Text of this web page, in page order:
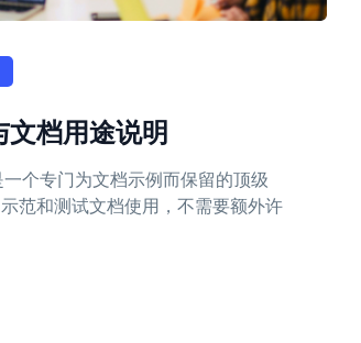
档用途说明
个专门为文档示例而保留的顶级
范和测试文档使用，不需要额外许